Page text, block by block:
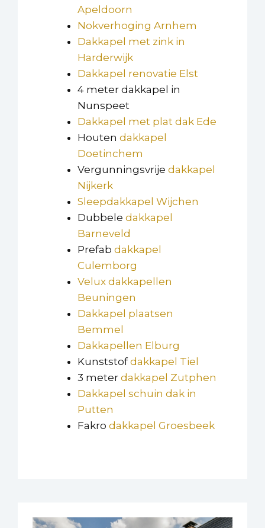
Apeldoorn
Nokverhoging Arnhem
Dakkapel met zink in
Harderwijk
Dakkapel renovatie Elst
4 meter dakkapel in
Nunspeet
Dakkapel met plat dak Ede
Houten dakkapel
Doetinchem
Vergunningsvrije dakkapel
Nijkerk
Sleepdakkapel Wijchen
Dubbele dakkapel
Barneveld
Prefab dakkapel
Culemborg
Velux dakkapellen
Beuningen
Dakkapel plaatsen
Bemmel
Dakkapellen Elburg
Kunststofdakkapel Tiel
3 meter dakkapel Zutphen
Dakkapel schuin dak in
Putten
Fakro dakkapel Groesbeek